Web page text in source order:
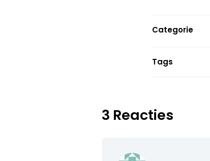
Categorie
Tags
3 Reacties